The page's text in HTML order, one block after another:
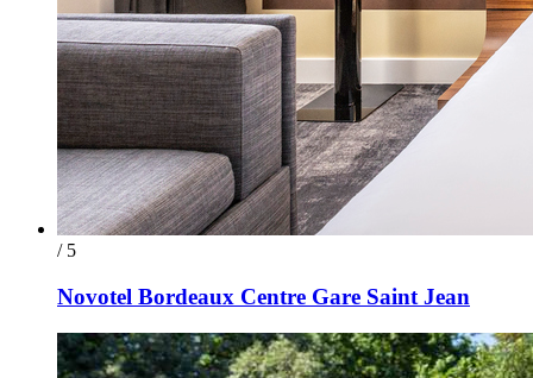
/ 5
Novotel Bordeaux Centre Gare Saint Jean